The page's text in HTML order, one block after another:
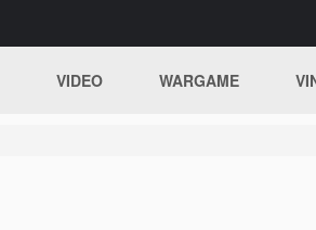
VIDEO WARGAME